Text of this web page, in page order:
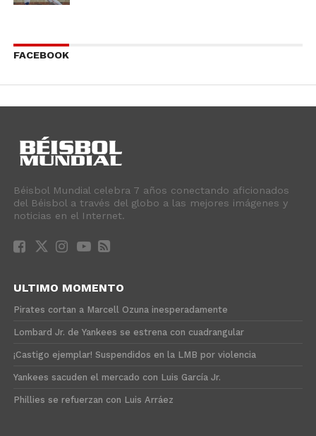
FACEBOOK
Béisbol Mundial celebra 7 años conectando aficionados
del Béisbol a través del globo a las mejores imágenes y
noticias en el Internet.
ULTIMO MOMENTO
Pirates cortan a Marcell Ozuna inesperadamente
Lombard Jr. de Yankees se estrena con cuadrangular
¡Castigo ejemplar! Suspendidos en la LMB por violencia
Yankees sacuden el mercado con Luis García Jr.
Phillies se refuerzan con Luis Arráez